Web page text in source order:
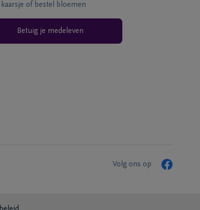
kaarsje of bestel bloemen
Betuig je medeleven
Volg ons op